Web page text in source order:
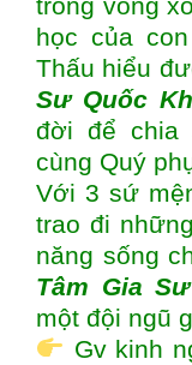
học của
Thấu hiểu
Sư Quốc
đời để chia
cùng Quý
Với 3 sứ
trao đi
năng sống
Tâm Gia
một đội ngũ
Gv kinh